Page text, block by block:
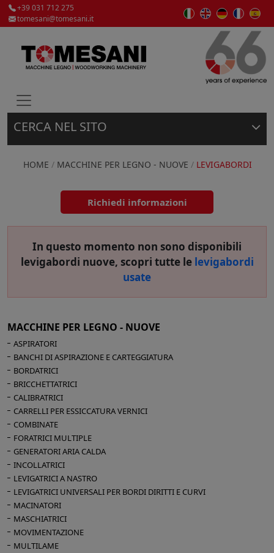
+39 031 712 275
tomesani@tomesani.it
CERCA NEL SITO
Macchine per la lavorazione del legno e materie
plastiche, nuove e usate delle migliori marche.
Usato
Nuovo
CERCA
HOME / MACCHINE PER LEGNO - NUOVE / LEVIGABORDI
Richiedi informazioni
In questo momento non sono disponibili
levigabordi nuove, scopri tutte le levigabordi
usate
MACCHINE PER LEGNO - NUOVE
ASPIRATORI
BANCHI DI ASPIRAZIONE E CARTEGGIATURA
BORDATRICI
BRICCHETTATRICI
CALIBRATRICI
CARRELLI PER ESSICCATURA VERNICI
COMBINATE
FORATRICI MULTIPLE
GENERATORI ARIA CALDA
INCOLLATRICI
LEVIGATRICI A NASTRO
LEVIGATRICI UNIVERSALI PER BORDI DIRITTI E CURVI
MACINATORI
MASCHIATRICI
MOVIMENTAZIONE
MULTILAME